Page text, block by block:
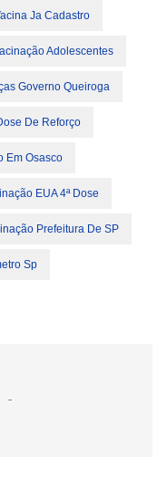
Ja Cadastro
Adolescentes
Governo Queiroga
De Reforço
Em Osasco
EUA 4ª Dose
Prefeitura De SP
Sp